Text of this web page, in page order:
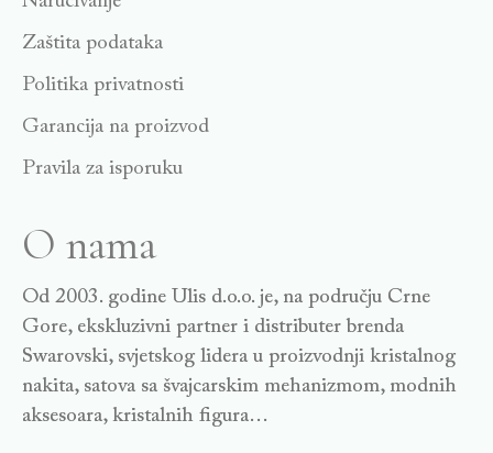
Zaštita podataka
Politika privatnosti
Garancija na proizvod
Pravila za isporuku
O nama
Od 2003. godine Ulis d.o.o. je, na području Crne
Gore, ekskluzivni partner i distributer brenda
Swarovski, svjetskog lidera u proizvodnji kristalnog
nakita, satova sa švajcarskim mehanizmom, modnih
aksesoara, kristalnih figura…